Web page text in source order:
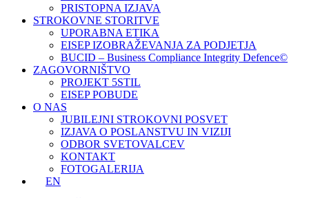
PRISTOPNA IZJAVA
STROKOVNE STORITVE
UPORABNA ETIKA
EISEP IZOBRAŽEVANJA ZA PODJETJA
BUCID – Business Compliance Integrity Defence©
ZAGOVORNIŠTVO
PROJEKT 5STIL
EISEP POBUDE
O NAS
JUBILEJNI STROKOVNI POSVET
IZJAVA O POSLANSTVU IN VIZIJI
ODBOR SVETOVALCEV
KONTAKT
FOTOGALERIJA
EN